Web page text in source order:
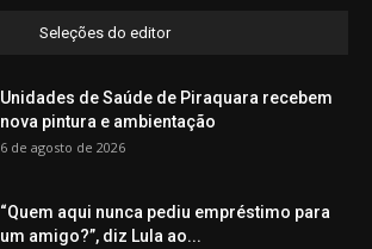
Seleções do editor
Unidades de Saúde de Piraquara recebem
nova pintura e ambientação
6 de agosto de 2026
“Quem aqui nunca pediu empréstimo para
um amigo?”, diz Lula ao...